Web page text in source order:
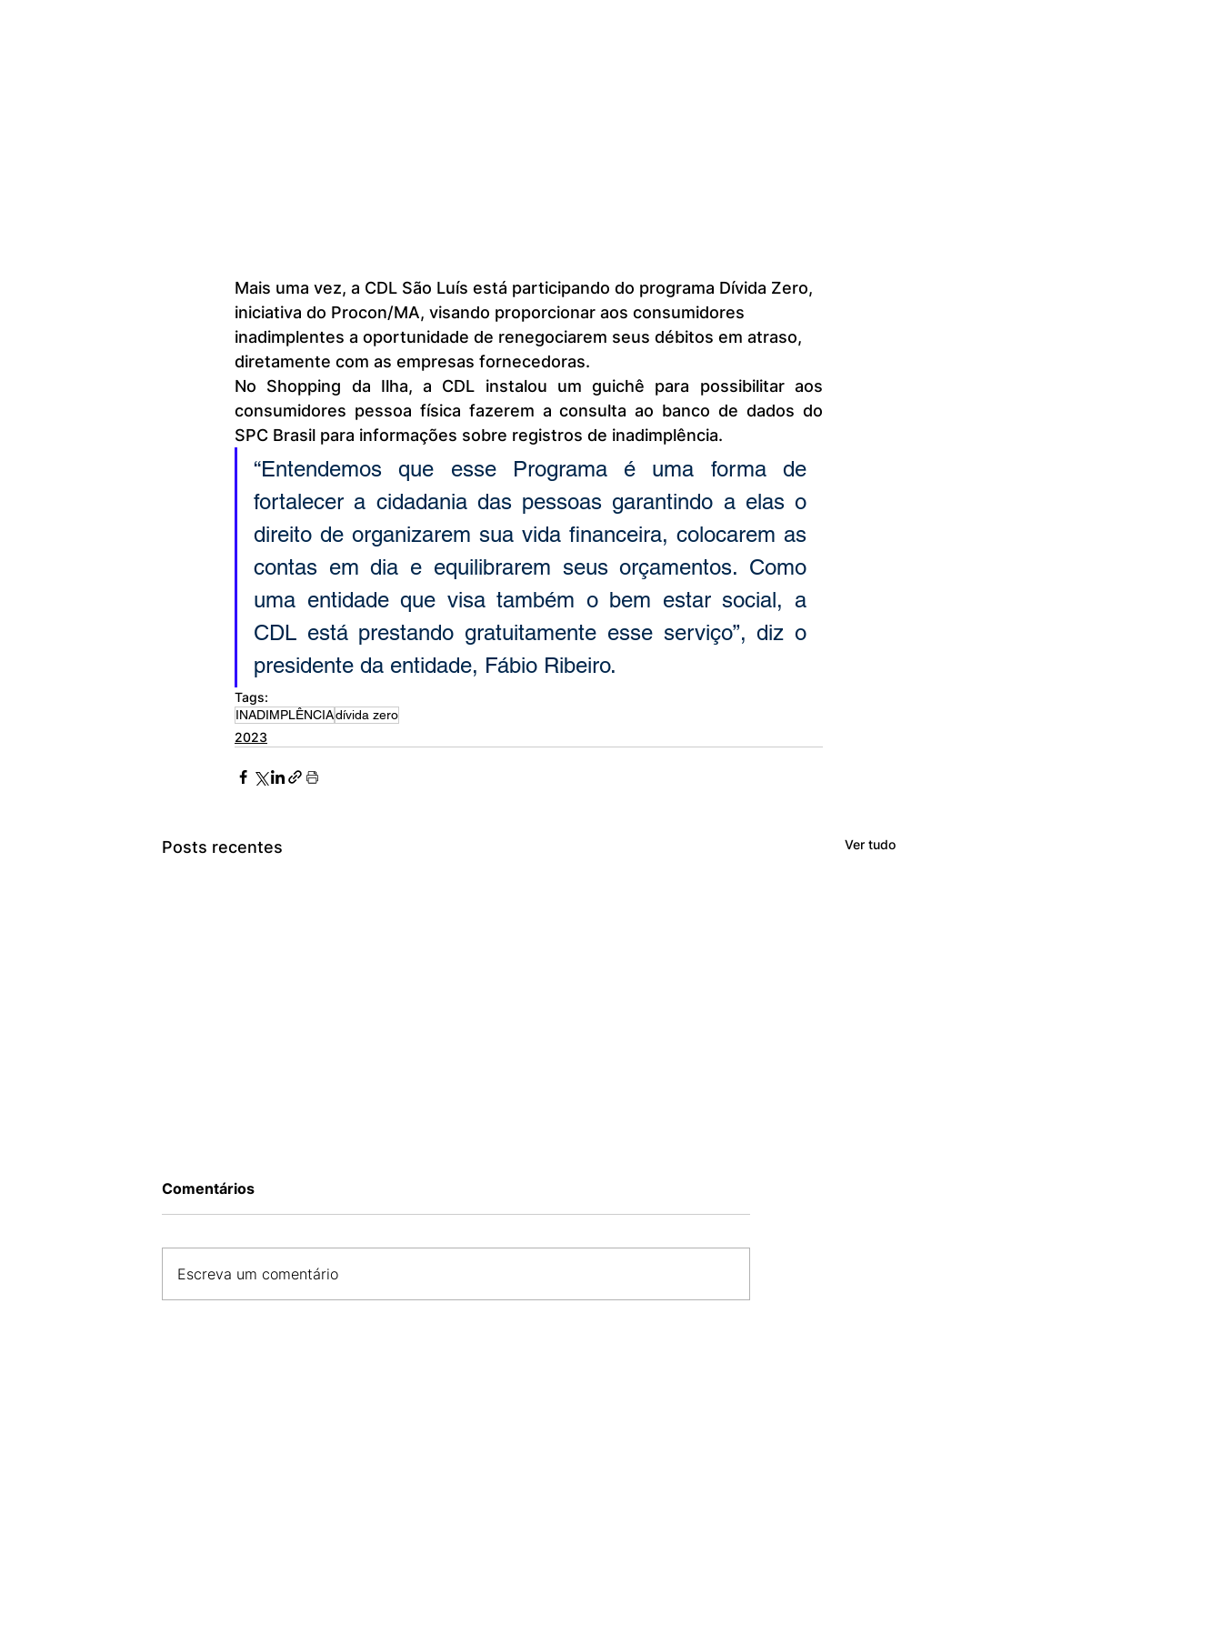
Mais uma vez, a CDL São Luís está participando do programa Dívida Zero,
iniciativa do Procon/MA, visando proporcionar aos consumidores
inadimplentes a oportunidade de renegociarem seus débitos em atraso,
diretamente com as empresas fornecedoras.
No Shopping da Ilha, a CDL instalou um guichê para possibilitar aos
consumidores pessoa física fazerem a consulta ao banco de dados do
SPC Brasil para informações sobre registros de inadimplência.
“Entendemos que esse Programa é uma forma de
fortalecer a cidadania das pessoas garantindo a elas o
direito de organizarem sua vida financeira, colocarem as
contas em dia e equilibrarem seus orçamentos. Como
uma entidade que visa também o bem estar social, a
CDL está prestando gratuitamente esse serviço”, diz o
presidente da entidade, Fábio Ribeiro.
Tags:
INADIMPLÊNCIAdívida zero
2023
Posts recentes Ver tudo
Comentários
Escreva um comentário